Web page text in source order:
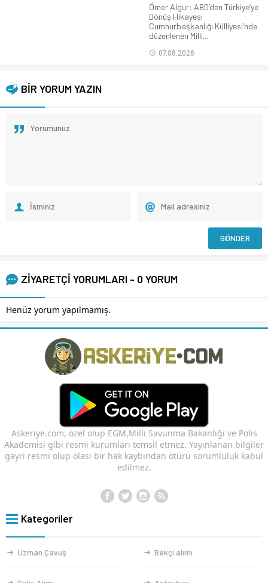
Ömer Algur: ABD’den Türkiye’ye
Dönüş Hikayesi
Cumhurbaşkanlığı Külliyesi’nde
düzenlenen Milli...
07.08.2026
BİR YORUM YAZIN
ZİYARETÇİ YORUMLARI - 0 YORUM
Henüz yorum yapılmamış.
Askeriye.com, özel olup EGM,Milli Savunma Bakanlığı ve Polis
Akademisi gibi resmi kurumları temsil etmez. Yayınlanan bilgiler
gayri resmi olup olası bir hak kaybından ötürü sorumluluk kabul
edilmez.
Kategoriler
Uzman Çavuş Bekçi alımı